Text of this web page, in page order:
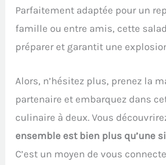
Parfaitement adaptée pour un
famille ou entre amis, cette
préparer et garantit une
Alors, n’hésitez plus, prenez la
partenaire et embarquez dans
culinaire à deux. Vous
ensemble est bien plus qu’une
C’est un moyen de vous